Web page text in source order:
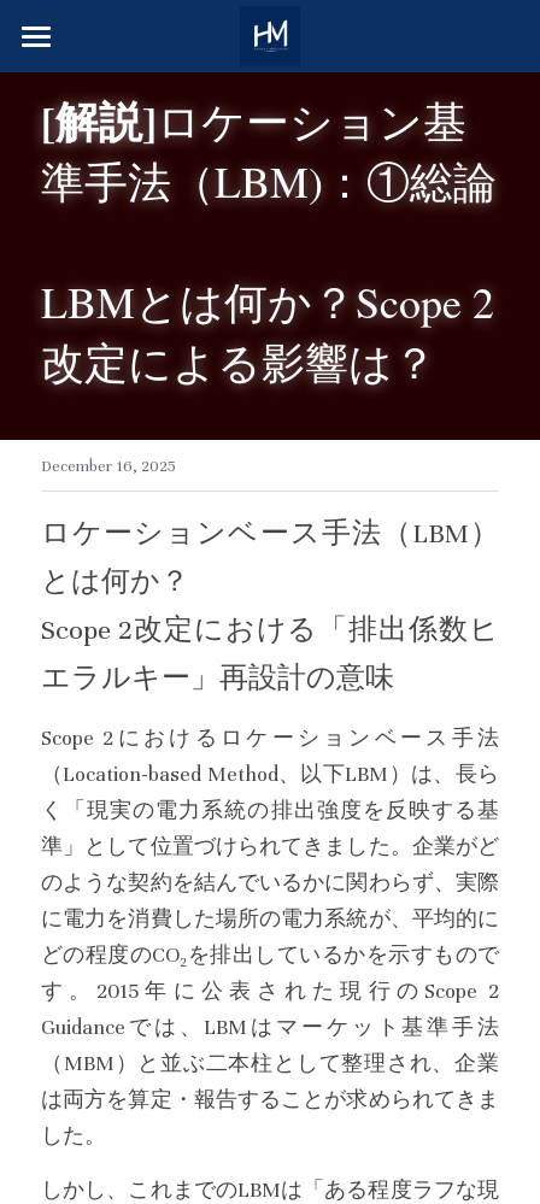
News
Japan Market News
Global Trend
Innovative Methods
Vision & Mission
Team
Contact
EV Dayttime Council
[解説]ロケーション基
準手法（LBM)：①総論
LBMとは何か？Scope 2
改定による影響は？
December 16, 2025
ロケーションベース手法（LBM）
とは何か？
Scope 2改定における「排出係数ヒ
エラルキー」再設計の意味
Scope 2におけるロケーションベース手法
（Location-based Method、以下LBM）は、長ら
く「現実の電力系統の排出強度を反映する基
準」として位置づけられてきました。企業がど
のような契約を結んでいるかに関わらず、実際
に電力を消費した場所の電力系統が、平均的に
どの程度のCO₂を排出しているかを示すもので
す。2015年に公表された現行のScope 2
Guidanceでは、LBMはマーケット基準手法
（MBM）と並ぶ二本柱として整理され、企業
は両方を算定・報告することが求められてきま
した。
しかし、これまでのLBMは「ある程度ラフな現